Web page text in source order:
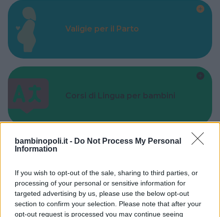
bambinopoli.it - Do Not Process My Personal
Information
If you wish to opt-out of the sale, sharing to third parties, or
processing of your personal or sensitive information for
targeted advertising by us, please use the below opt-out
section to confirm your selection. Please note that after your
opt-out request is processed you may continue seeing
Valigie per il Parto
Corsi di Lingua per bambini